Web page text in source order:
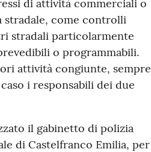
di attività commerciali o
stradale, come controlli
stradali particolarmente
o programmabili.
attività congiunte, sempre
i responsabili dei due
il gabinetto di polizia
di Castelfranco Emilia, per